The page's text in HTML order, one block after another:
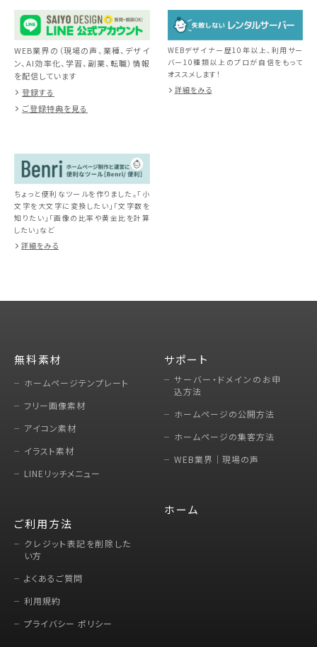
WEB業界の（現場の声、業種、デザイ
ン、AI効率化、学習、副業、転職）情報
を配信しています
登録する
ご登録特典を見る
WEBデザイナー歴10年以上、利用サー
バー10種類以上のプロが自信をもって
オススメします！
詳細をみる
ちょっと便利なツールを作りました。「小
文字を大文字に変換したい」「文字数を
知りたい」「画像の比率や黄金比を計算
したい」など
詳細をみる
無料素材
ホームページテンプレート
フリー画像素材
アイコン素材
イラスト素材
LINEリッチメニュー
ご利用方法
クレジット表記を削除した
い方
よくあるご質問
利用規約
プライバシー ポリシー
サポート
サーバー・ドメインのお申
込方法
ホームページの公開方法
ホームページの集客方法
WEB業界｜現場の声
ホーム